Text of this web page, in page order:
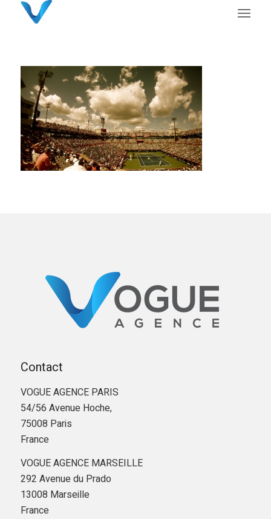
Contact
VOGUE AGENCE PARIS
54/56 Avenue Hoche,
75008 Paris
France
VOGUE AGENCE MARSEILLE
292 Avenue du Prado
13008 Marseille
France